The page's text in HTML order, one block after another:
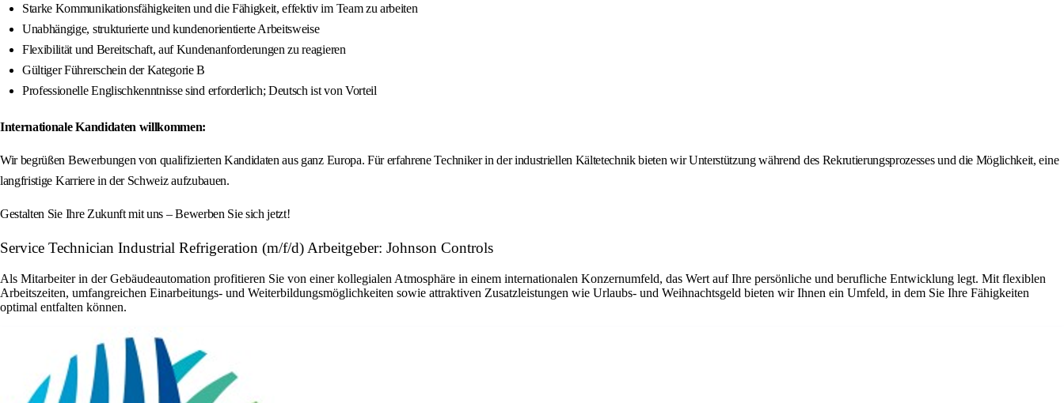
Starke Kommunikationsfähigkeiten und die Fähigkeit, effektiv im Team zu arbeiten
Unabhängige, strukturierte und kundenorientierte Arbeitsweise
Flexibilität und Bereitschaft, auf Kundenanforderungen zu reagieren
Gültiger Führerschein der Kategorie B
Professionelle Englischkenntnisse sind erforderlich; Deutsch ist von Vorteil
Internationale Kandidaten willkommen:
Wir begrüßen Bewerbungen von qualifizierten Kandidaten aus ganz Europa. Für erfahrene Techniker in der industriellen Kältetechnik bieten wir Unterstützung während des Rekrutierungsprozesses und die Möglichkeit, eine
langfristige Karriere in der Schweiz aufzubauen.
Gestalten Sie Ihre Zukunft mit uns – Bewerben Sie sich jetzt!
Service Technician Industrial Refrigeration (m/f/d) Arbeitgeber: Johnson Controls
Als Mitarbeiter in der Gebäudeautomation profitieren Sie von einer kollegialen Atmosphäre in einem internationalen Konzernumfeld, das Wert auf Ihre persönliche und berufliche Entwicklung legt. Mit flexiblen
Arbeitszeiten, umfangreichen Einarbeitungs- und Weiterbildungsmöglichkeiten sowie attraktiven Zusatzleistungen wie Urlaubs- und Weihnachtsgeld bieten wir Ihnen ein Umfeld, in dem Sie Ihre Fähigkeiten
optimal entfalten können.